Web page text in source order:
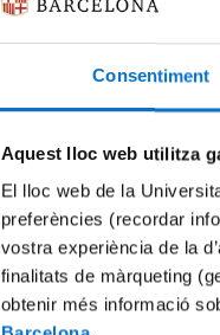
Consentiment
Aquest lloc web utilitza
El lloc web de la
preferències (recordar
vostra experiència de la
finalitats de màrqueting
obtenir més informació